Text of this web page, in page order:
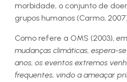
morbidade, o conjunto de
grupos humanos (Carmo,
Como refere a OMS (2003),
mudanças climáticas, espera-
anos, os eventos extremos
frequentes, vindo a ameaçar